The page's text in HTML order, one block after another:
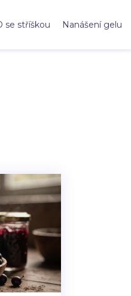
se stříškou Nanášení gelu